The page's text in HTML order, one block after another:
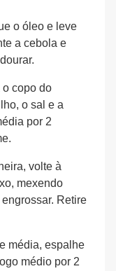
o óleo e leve
a cebola e
o copo do
o sal e a
por 2
volte à
mexendo
Retire
média, espalhe
médio por 2